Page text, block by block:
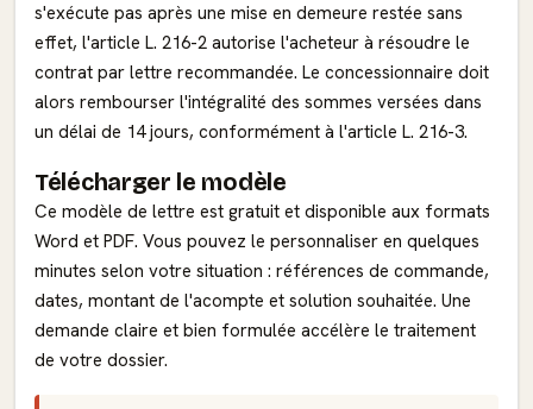
s'exécute pas après une mise en demeure restée sans
effet, l'article L. 216-2 autorise l'acheteur à résoudre le
contrat par lettre recommandée. Le concessionnaire doit
alors rembourser l'intégralité des sommes versées dans
un délai de 14 jours, conformément à l'article L. 216-3.
Télécharger le modèle
Ce modèle de lettre est gratuit et disponible aux formats
Word et PDF. Vous pouvez le personnaliser en quelques
minutes selon votre situation : références de commande,
dates, montant de l'acompte et solution souhaitée. Une
demande claire et bien formulée accélère le traitement
de votre dossier.